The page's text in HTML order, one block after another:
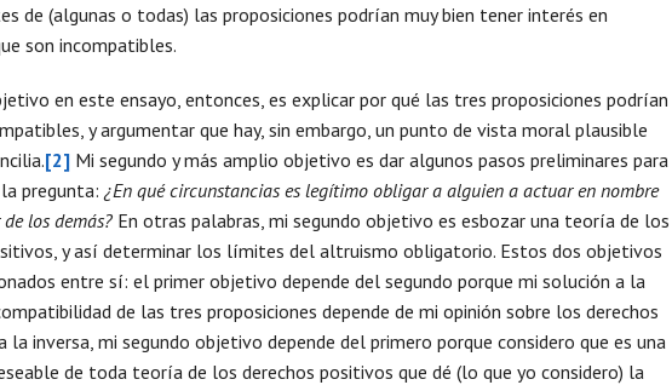
de (algunas o todas) las proposiciones podrían muy bien tener interés en
son incompatibles.
en este ensayo, entonces, es explicar por qué las tres proposiciones podrían
y argumentar que hay, sin embargo, un punto de vista moral plausible
[2] Mi segundo y más amplio objetivo es dar algunos pasos preliminares para
pregunta: ¿En qué circunstancias es legítimo obligar a alguien a actuar en nombre
los demás? En otras palabras, mi segundo objetivo es esbozar una teoría de los
y así determinar los límites del altruismo obligatorio. Estos dos objetivos
entre sí: el primer objetivo depende del segundo porque mi solución a la
de las tres proposiciones depende de mi opinión sobre los derechos
la inversa, mi segundo objetivo depende del primero porque considero que es una
de toda teoría de los derechos positivos que dé (lo que yo considero) la